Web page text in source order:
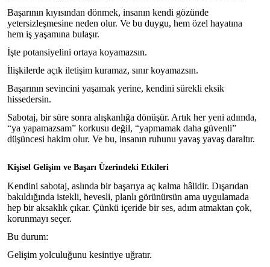
Başarının kıyısından dönmek, insanın kendi gözünde
yetersizleşmesine neden olur. Ve bu duygu, hem özel hayatına
hem iş yaşamına bulaşır.
İşte potansiyelini ortaya koyamazsın.
İlişkilerde açık iletişim kuramaz, sınır koyamazsın.
Başarının sevincini yaşamak yerine, kendini sürekli eksik
hissedersin.
Sabotaj, bir süre sonra alışkanlığa dönüşür. Artık her yeni adımda,
“ya yapamazsam” korkusu değil, “yapmamak daha güvenli”
düşüncesi hakim olur. Ve bu, insanın ruhunu yavaş yavaş daraltır.
Kişisel Gelişim ve Başarı Üzerindeki Etkileri
Kendini sabotaj, aslında bir başarıya aç kalma hâlidir. Dışarıdan
bakıldığında istekli, hevesli, planlı görünürsün ama uygulamada
hep bir aksaklık çıkar. Çünkü içeride bir ses, adım atmaktan çok,
korunmayı seçer.
Bu durum:
Gelişim yolculuğunu kesintiye uğratır.